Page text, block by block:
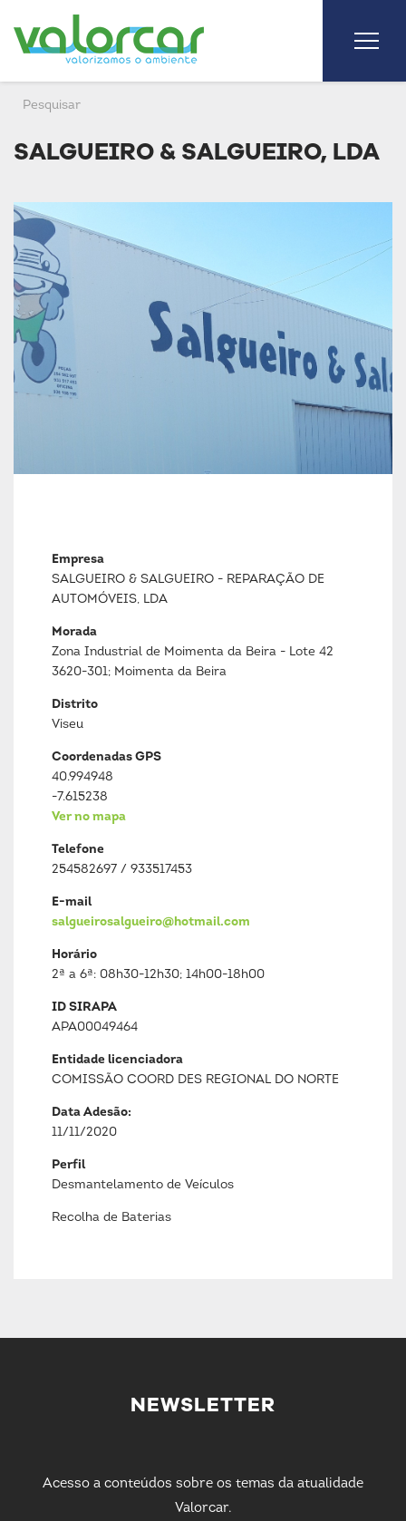
SALGUEIRO & SALGUEIRO, LDA
Empresa
SALGUEIRO & SALGUEIRO - REPARAÇÃO DE
AUTOMÓVEIS, LDA
Morada
Zona Industrial de Moimenta da Beira - Lote 42
3620-301; Moimenta da Beira
Distrito
Viseu
Coordenadas GPS
40.994948
-7.615238
Ver no mapa
Telefone
254582697 / 933517453
E-mail
salgueirosalgueiro@hotmail.com
Horário
2ª a 6ª: 08h30-12h30; 14h00-18h00
ID SIRAPA
APA00049464
Entidade licenciadora
COMISSÃO COORD DES REGIONAL DO NORTE
Data Adesão:
11/11/2020
Perfil
Desmantelamento de Veículos
Recolha de Baterias
NEWSLETTER
Acesso a conteúdos sobre os temas da atualidade
Valorcar.